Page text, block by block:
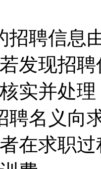
招聘信息
发现招
实并处理
聘名义向
在求职